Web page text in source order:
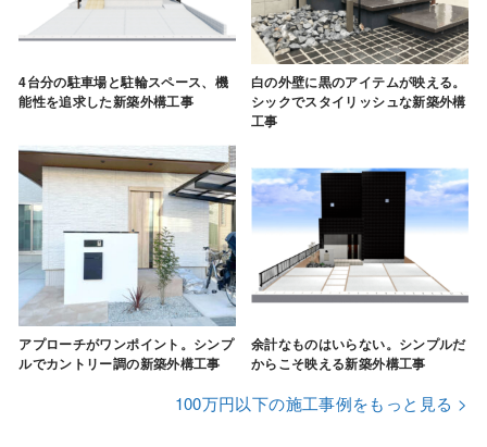
4台分の駐車場と駐輪スペース、機
能性を追求した新築外構工事
白の外壁に黒のアイテムが映える。
シックでスタイリッシュな新築外構
工事
アプローチがワンポイント。シンプ
ルでカントリー調の新築外構工事
余計なものはいらない。シンプルだ
からこそ映える新築外構工事
100万円以下の施工事例をもっと見る >